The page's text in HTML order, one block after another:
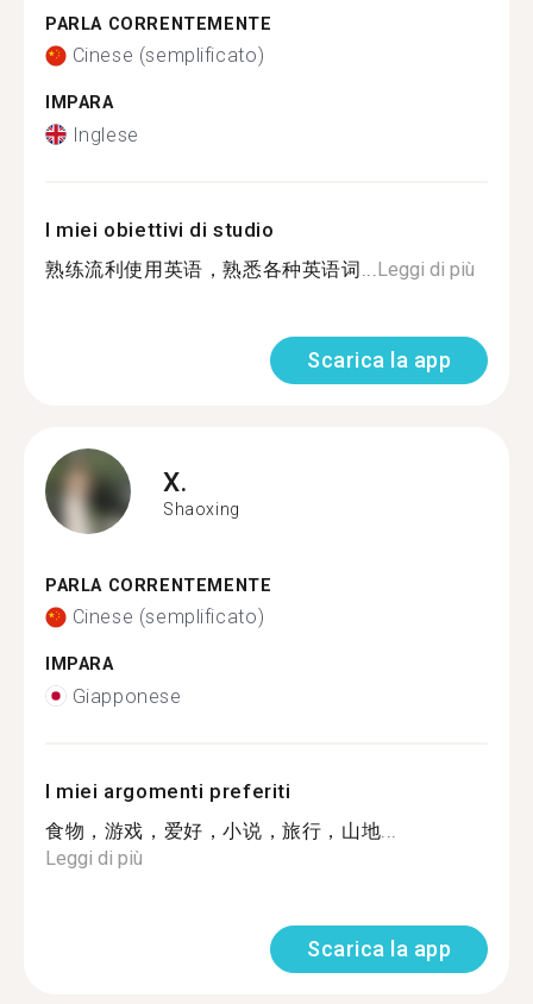
PARLA CORRENTEMENTE
Cinese (semplificato)
IMPARA
Inglese
I miei obiettivi di studio
熟练流利使用英语，熟悉各种英语词... Leggi di più
Scarica la app
X.
Shaoxing
PARLA CORRENTEMENTE
Cinese (semplificato)
IMPARA
Giapponese
I miei argomenti preferiti
食物，游戏，爱好，小说，旅行，山地...
Leggi di più
Scarica la app